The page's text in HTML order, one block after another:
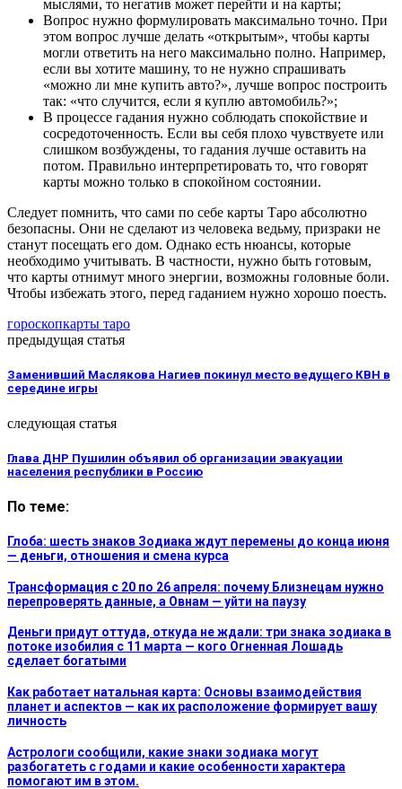
мыслями, то негатив может перейти и на карты;
Вопрос нужно формулировать максимально точно. При
этом вопрос лучше делать «открытым», чтобы карты
могли ответить на него максимально полно. Например,
если вы хотите машину, то не нужно спрашивать
«можно ли мне купить авто?», лучше вопрос построить
так: «что случится, если я куплю автомобиль?»;
В процессе гадания нужно соблюдать спокойствие и
сосредоточенность. Если вы себя плохо чувствуете или
слишком возбуждены, то гадания лучше оставить на
потом. Правильно интерпретировать то, что говорят
карты можно только в спокойном состоянии.
Следует помнить, что сами по себе карты Таро абсолютно
безопасны. Они не сделают из человека ведьму, призраки не
станут посещать его дом. Однако есть нюансы, которые
необходимо учитывать. В частности, нужно быть готовым,
что карты отнимут много энергии, возможны головные боли.
Чтобы избежать этого, перед гаданием нужно хорошо поесть.
гороскопкарты таро
предыдущая статья
Заменивший Маслякова Нагиев покинул место ведущего КВН в
середине игры
следующая статья
Глава ДНР Пушилин объявил об организации эвакуации
населения республики в Россию
По теме:
Глоба: шесть знаков Зодиака ждут перемены до конца июня
— деньги, отношения и смена курса
Трансформация с 20 по 26 апреля: почему Близнецам нужно
перепроверять данные, а Овнам — уйти на паузу
Деньги придут оттуда, откуда не ждали: три знака зодиака в
потоке изобилия с 11 марта — кого Огненная Лошадь
сделает богатыми
Как работает натальная карта: Основы взаимодействия
планет и аспектов — как их расположение формирует вашу
личность
Астрологи сообщили, какие знаки зодиака могут
разбогатеть с годами и какие особенности характера
помогают им в этом.